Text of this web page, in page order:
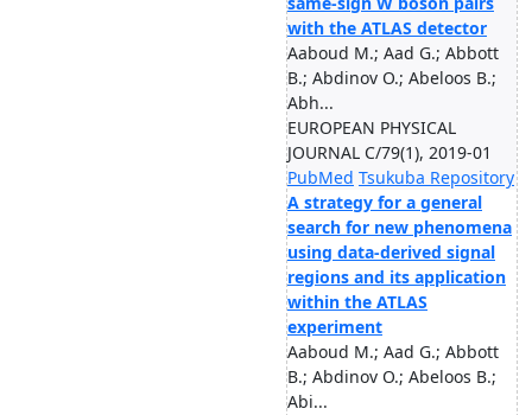
with the ATLAS detector
Aaboud M.; Aad G.; Abbott
B.; Abdinov O.; Abeloos B.;
Abh...
EUROPEAN PHYSICAL
JOURNAL C/79(1), 2019-01
PubMed Tsukuba Repository
A strategy for a general
search for new phenomena
using data-derived signal
regions and its application
within the ATLAS
experiment
Aaboud M.; Aad G.; Abbott
B.; Abdinov O.; Abeloos B.;
Abi...